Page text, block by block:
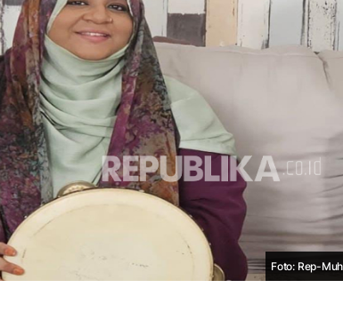
Foto: Rep-